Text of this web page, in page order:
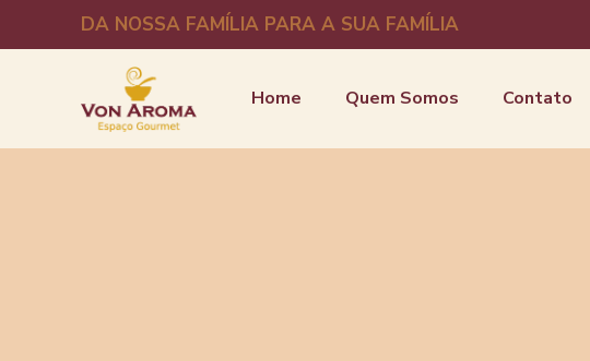
DA NOSSA FAMÍLIA PARA A SUA FAMÍLIA
Home Quem Somos Contato